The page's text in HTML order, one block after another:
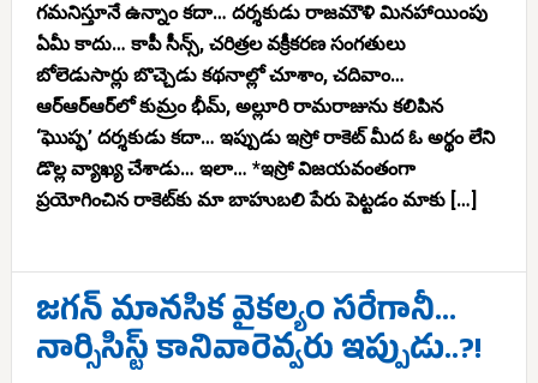
గమనిస్తూనే ఉన్నాం కదా… దర్శకుడు రాజమౌళి మినహాయింపు
ఏమీ కాదు… కాపీ సీన్స్, చరిత్రల వక్రీకరణ సంగతులు
బోలెడుసార్లు బొచ్చెడు కథనాల్లో చూశాం, చదివాం…
ఆర్ఆర్ఆర్‌లో కుమ్రం భీమ్, అల్లూరి రామరాజును కలిపిన
‘ఘొప్ఫ’ దర్శకుడు కదా… ఇప్పుడు ఇస్రో రాకెట్ మీద ఓ అర్థం లేని
డొల్ల వ్యాఖ్య చేశాడు… ఇలా… *ఇస్రో విజయవంతంగా
ప్రయోగించిన రాకెట్‌కు మా బాహుబలి పేరు పెట్టడం మాకు […]
జగన్ మానసిక వైకల్యం సరేగానీ…
నార్సిసిస్ట్ కానివారెవ్వరు ఇప్పుడు..?!